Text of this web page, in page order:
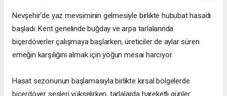
Nevşehir'de yaz mevsiminin gelmesiyle birlikte hububat hasadı
başladı. Kent genelinde buğday ve arpa tarlalarında
biçerdöverler çalışmaya başlarken, üreticiler de aylar süren
emeğin karşılığını almak için yoğun mesai harcıyor.
Hasat sezonunun başlamasıyla birlikte kırsal bölgelerde
biçerdöver sesleri yükselirken, tarlalarda hareketli günler